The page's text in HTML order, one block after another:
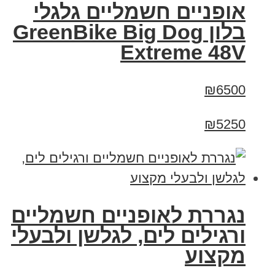
אופניים חשמליים גלגלי
בלון GreenBike Big Dog
Extreme 48V
₪6500
₪5250
נגררת לאופניים חשמליים
ורגילים לים, לגלשן ולבעלי
מקצוע